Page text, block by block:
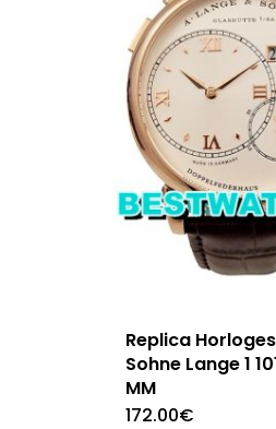
Replica
Sohne Lange 1
MM
172.00€